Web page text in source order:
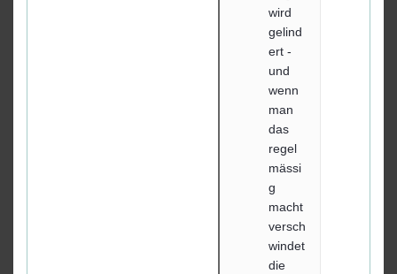
wird
gelind
ert -
und
wenn
man
das
regel
mässi
g
macht
versch
windet
die